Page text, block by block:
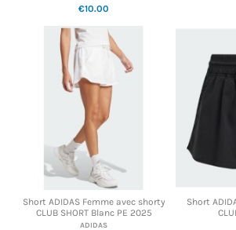
€10.00
Short ADIDAS Femme avec shorty
CLUB SHORT Blanc PE 2025
ADIDAS
Short